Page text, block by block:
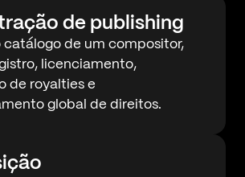
de publishing
catálogo de um compositor,
licenciamento,
de royalties e
global de direitos.